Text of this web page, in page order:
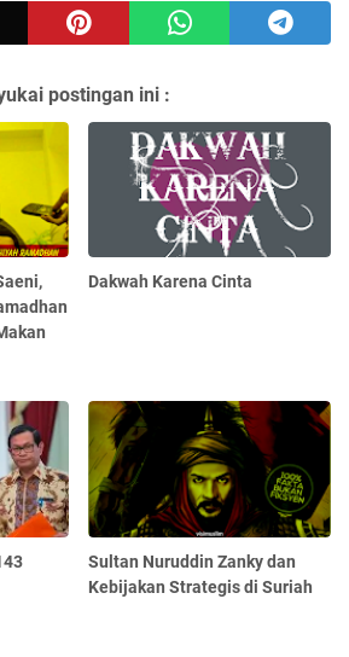
postingan ini :
Dakwah Karena Cinta
Sultan Nuruddin Zanky dan
Kebijakan Strategis di Suriah